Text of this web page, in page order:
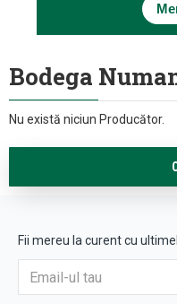
Bodega
Nu există niciun Producător.
Fii mereu la curent cu